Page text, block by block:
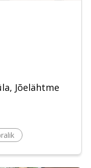
Jõelähtme